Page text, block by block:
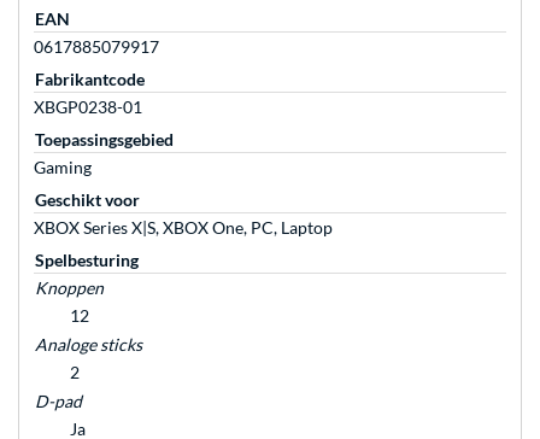
EAN
0617885079917
Fabrikantcode
XBGP0238-01
Toepassingsgebied
Gaming
Geschikt voor
XBOX Series X|S, XBOX One, PC, Laptop
Spelbesturing
Knoppen
12
Analoge sticks
2
D-pad
Ja